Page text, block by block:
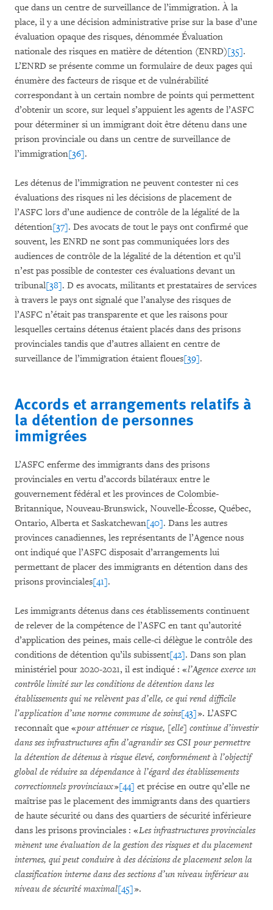
que dans un centre de surveillance de l’immigration. À la
place, il y a une décision administrative prise sur la base d’une
évaluation opaque des risques, dénommée Évaluation
nationale des risques en matière de détention (ENRD)[35].
L’ENRD se présente comme un formulaire de deux pages qui
énumère des facteurs de risque et de vulnérabilité
correspondant à un certain nombre de points qui permettent
d’obtenir un score, sur lequel s’appuient les agents de l’ASFC
pour déterminer si un immigrant doit être détenu dans une
prison provinciale ou dans un centre de surveillance de
l’immigration[36].
Les détenus de l’immigration ne peuvent contester ni ces
évaluations des risques ni les décisions de placement de
l’ASFC lors d’une audience de contrôle de la légalité de la
détention[37]. Des avocats de tout le pays ont confirmé que
souvent, les ENRD ne sont pas communiquées lors des
audiences de contrôle de la légalité de la détention et qu’il
n’est pas possible de contester ces évaluations devant un
tribunal[38]. D es avocats, militants et prestataires de services
à travers le pays ont signalé que l’analyse des risques de
l’ASFC n’était pas transparente et que les raisons pour
lesquelles certains détenus étaient placés dans des prisons
provinciales tandis que d’autres allaient en centre de
surveillance de l’immigration étaient floues[39].
Accords et arrangements relatifs à
la détention de personnes
immigrées
L’ASFC enferme des immigrants dans des prisons
provinciales en vertu d’accords bilatéraux entre le
gouvernement fédéral et les provinces de Colombie-
Britannique, Nouveau-Brunswick, Nouvelle-Écosse, Québec,
Ontario, Alberta et Saskatchewan[40]. Dans les autres
provinces canadiennes, les représentants de l’Agence nous
ont indiqué que l’ASFC disposait d’arrangements lui
permettant de placer des immigrants en détention dans des
prisons provinciales[41].
Les immigrants détenus dans ces établissements continuent
de relever de la compétence de l’ASFC en tant qu’autorité
d’application des peines, mais celle-ci délègue le contrôle des
conditions de détention qu’ils subissent[42]. Dans son plan
ministériel pour 2020-2021, il est indiqué : «l’Agence exerce un
contrôle limité sur les conditions de détention dans les
établissements qui ne relèvent pas d’elle, ce qui rend difficile
l’application d’une norme commune de soins[43]». L’ASFC
reconnaît que «pour atténuer ce risque, [elle] continue d’investir
dans ses infrastructures afin d’agrandir ses CSI pour permettre
la détention de détenus à risque élevé, conformément à l’objectif
global de réduire sa dépendance à l’égard des établissements
correctionnels provinciaux»[44] et précise en outre qu’elle ne
maîtrise pas le placement des immigrants dans des quartiers
de haute sécurité ou dans des quartiers de sécurité inférieure
dans les prisons provinciales : «Les infrastructures provinciales
mènent une évaluation de la gestion des risques et du placement
internes, qui peut conduire à des décisions de placement selon la
classification interne dans des sections d’un niveau inférieur au
niveau de sécurité maximal[45]».